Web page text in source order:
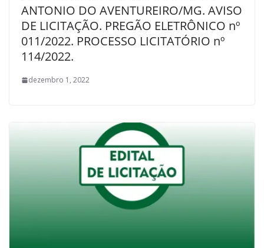
ANTONIO DO AVENTUREIRO/MG. AVISO
DE LICITAÇÃO. PREGÃO ELETRÔNICO nº
011/2022. PROCESSO LICITATÓRIO nº
114/2022.
dezembro 1, 2022